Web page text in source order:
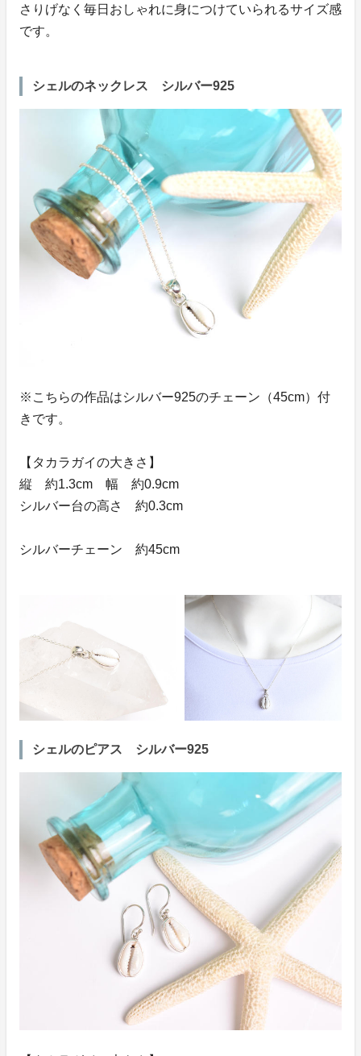
さりげなく毎日おしゃれに身につけていられるサイズ感
です。
シェルのネックレス シルバー925
※こちらの作品はシルバー925のチェーン（45cm）付
きです。
【タカラガイの大きさ】
縦 約1.3cm 幅 約0.9cm
シルバー台の高さ 約0.3cm
シルバーチェーン 約45cm
シェルのピアス シルバー925